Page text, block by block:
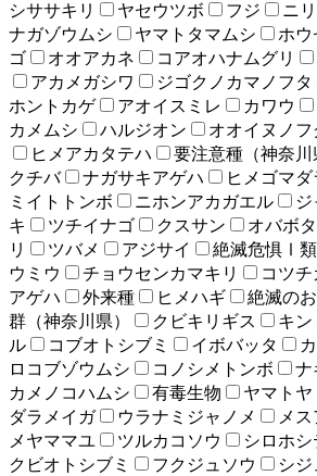
シササキリ
ヤセウツボ フジ ニ
ナガゾウムシ
ヤマトタマムシ ホウ
ゴ
オオアカネ コアオハナムグリ
アカメガシワ
ジゴクノカマノフタ
ホントカゲ
アオイスミレ カワウ
カメムシ
ハルジオン オオイヌノフ
ヒメアカタテハ
要注意種（神奈川
クチバ
ナガサキアゲハ ヒメゴマダ
ミイトトンボ
ニホンアカガエル
キ
ツチイナゴ クスサン オバボ
リ
ツバメ アジサイ 絶滅危惧Ⅰ類
ウミウ
チョウセンカマキリ コツ
アゲハ
外来種 ヒメハギ
絶滅の
群（神奈川県）
クビキリギス キン
ル
コブオトシブミ イボバッタ
ロコブゾウムシ
コノシメトンボ ナ
カメノコハムシ
有毒生物 ヤマト
ダラメイガ
ウラナミジャノメ メ
メヤママユ
ツルカコソウ シロホシ
クビオトシブミ
フクジュソウ シジ